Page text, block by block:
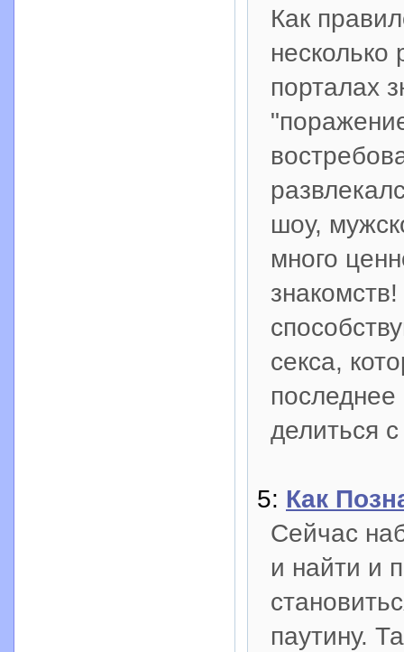
Как
несколько
порталах
шоу,
много
секса,
делиться
5: Как
Сейчас
и найти и
паутину.